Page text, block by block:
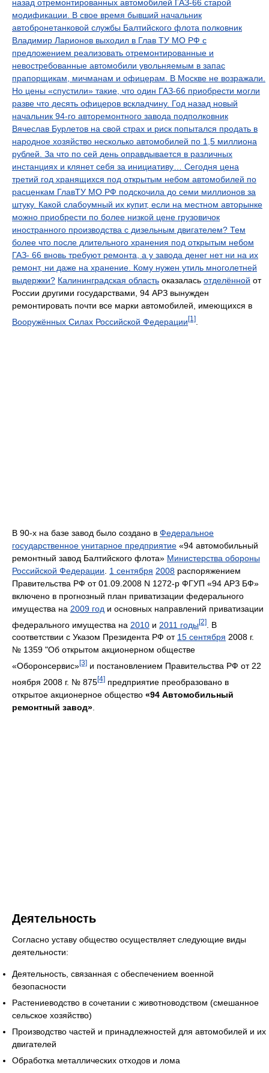
назад отремонтированных автомобилей ГАЗ-66 старой
модификации. В свое время бывший начальник
автобронетанковой службы Балтийского флота полковник
Владимир Ларионов выходил в Глав ТУ МО РФ с
предложением реализовать отремонтированные и
невостребованные автомобили увольняемым в запас
прапорщикам, мичманам и офицерам. В Москве не возражали.
Но цены «спустили» такие, что один ГАЗ-66 приобрести могли
разве что десять офицеров вскладчину. Год назад новый
начальник 94-го авторемонтного завода подполковник
Вячеслав Бурлетов на свой страх и риск попытался продать в
народное хозяйство несколько автомобилей по 1,5 миллиона
рублей. За что по сей день оправдывается в различных
инстанциях и клянет себя за инициативу… Сегодня цена
третий год хранящихся под открытым небом автомобилей по
расценкам ГлавТУ МО РФ подскочила до семи миллионов за
штуку. Какой слабоумный их купит, если на местном авторынке
можно приобрести по более низкой цене грузовичок
иностранного производства с дизельным двигателем? Тем
более что после длительного хранения под открытым небом
ГАЗ- 66 вновь требуют ремонта, а у завода денег нет ни на их
ремонт, ни даже на хранение. Кому нужен утиль многолетней
выдержки? Калининградская область оказалась отделённой от
России другими государствами, 94 АРЗ вынужден
ремонтировать почти все марки автомобилей, имеющихся в
Вооружённых Силах Российской Федерации[1]
В 90-х на базе завод было создано в Федеральное
государственное унитарное предприятие «94 автомобильный
ремонтный завод Балтийского флота» Министерства обороны
Российской Федерации
1 сентября 2008 распоряжением
Правительства РФ от 01.09.2008 N 1272-р ФГУП «94 АРЗ БФ»
включено в прогнозный план приватизации федерального
имущества на 2009 год и основных направлений приватизации
федерального имущества на 2010 и 2011 годы[2]
. В
соответствии с Указом Президента РФ от 15 сентября 2008 г.
№ 1359 "Об открытом акционерном обществе
«Оборонсервис»[3] и постановлением Правительства РФ от 22
ноября 2008 г. № 875[4] предприятие преобразовано в
открытое акционерное общество «94 Автомобильный
ремонтный завод»
Деятельность
Согласно уставу общество осуществляет следующие виды
деятельности:
Деятельность, связанная с обеспечением военной
безопасности
Растениеводство в сочетании с животноводством (смешанное
сельское хозяйство)
Производство частей и принадлежностей для автомобилей и их
двигателей
Обработка металлических отходов и лома